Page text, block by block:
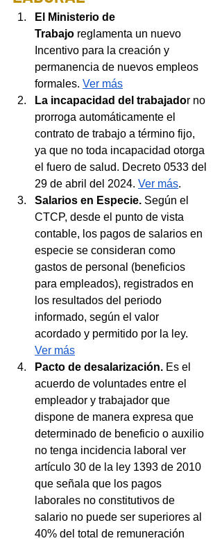
El Ministerio de
Trabajo reglamenta un nuevo
Incentivo para la creación y
permanencia de nuevos empleos
formales. Ver más
La incapacidad del trabajador no
prorroga automáticamente el
contrato de trabajo a término fijo,
ya que no toda incapacidad otorga
el fuero de salud. Decreto 0533 del
29 de abril del 2024. Ver más.
Salarios en Especie. Según el
CTCP, desde el punto de vista
contable, los pagos de salarios en
especie se consideran como
gastos de personal (beneficios
para empleados), registrados en
los resultados del periodo
informado, según el valor
acordado y permitido por la ley.
Ver más
Pacto de desalarización. Es el
acuerdo de voluntades entre el
empleador y trabajador que
dispone de manera expresa que
determinado de beneficio o auxilio
no tenga incidencia laboral ver
artículo 30 de la ley 1393 de 2010
que señala que los pagos
laborales no constitutivos de
salario no puede ser superiores al
40% del total de remuneración